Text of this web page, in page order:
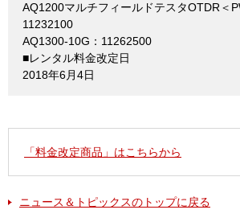
AQ1200マルチフィールドテスタOTDR＜
11232100
AQ1300-10G：11262500
■レンタル料金改定日
2018年6月4日
「料金改定商品」はこちらから
ニュース＆トピックスのトップに戻る